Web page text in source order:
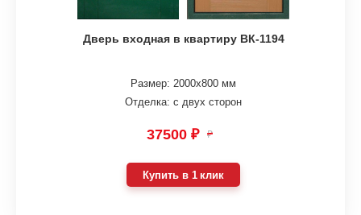
Дверь входная в квартиру ВК-1194
Размер: 2000х800 мм
Отделка: с двух сторон
37500 ₽ ₽
Купить в 1 клик